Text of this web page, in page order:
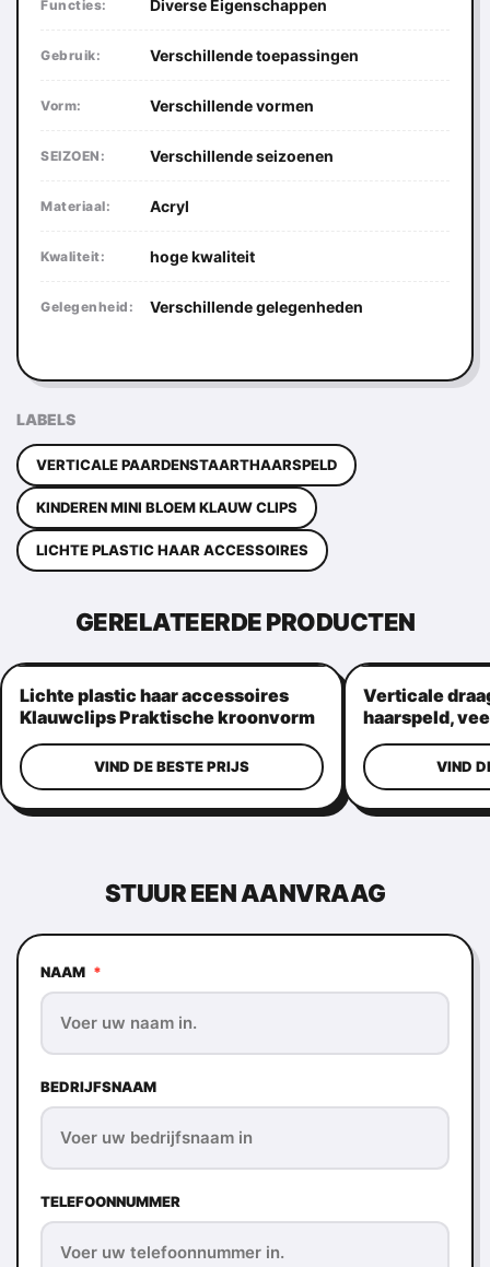
Functies: Diverse Eigenschappen
Gebruik: Verschillende toepassingen
Vorm: Verschillende vormen
SEIZOEN: Verschillende seizoenen
Materiaal: Acryl
Kwaliteit: hoge kwaliteit
Gelegenheid: Verschillende gelegenheden
LABELS
VERTICALE PAARDENSTAARTHAARSPELD
KINDEREN MINI BLOEM KLAUW CLIPS
LICHTE PLASTIC HAAR ACCESSOIRES
GERELATEERDE PRODUCTEN
Lichte plastic haar accessoires
Klauwclips Praktische kroonvorm
VIND DE BESTE PRIJS
Verticale
haarspeld,
haargrepen
VIND
STUUR EEN AANVRAAG
NAAM *
BEDRIJFSNAAM
TELEFOONNUMMER